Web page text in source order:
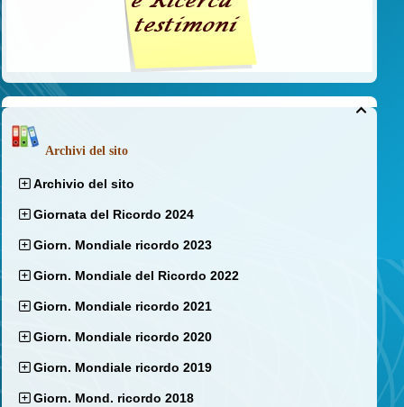

Archivi del sito
Archivio del sito
Giornata del Ricordo 2024
Giorn. Mondiale ricordo 2023
Giorn. Mondiale del Ricordo 2022
Giorn. Mondiale ricordo 2021
Giorn. Mondiale ricordo 2020
Giorn. Mondiale ricordo 2019
Giorn. Mond. ricordo 2018